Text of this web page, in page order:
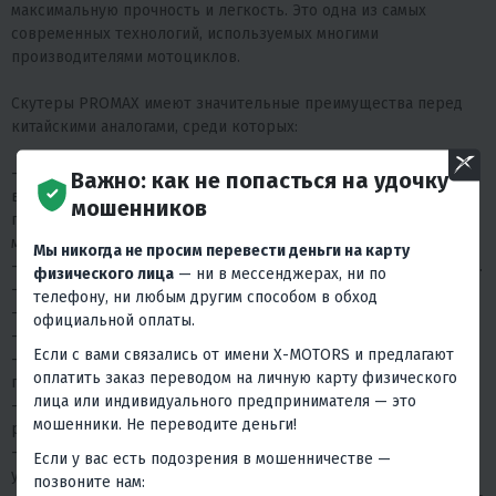
максимальную прочность и легкость. Это одна из самых
современных технологий, используемых многими
производителями мотоциклов.
Скутеры PROMAX имеют значительные преимущества перед
китайскими аналогами, среди которых:
- Новый усиленный спортивный вариатор Malossi SpA (один из
вариантов комплектации), признанный лидером в
производстве тюнинговых деталей и запчастей для
мотоциклетного транспорта.
- Все скутеры оборудованы охранной системой сигнализацией.
- Оптика от известного концерна SEOUL SEMICONDUCTOR.
- Тормозная система Malossi на базе BREMBO.
- Усиленные ремни вариатора от компании PROMAX.
- Выхлопная система PRO-LINE для улучшенной
производительности.
- Высококачественный японский карбюратор для надежной
работы.
- Ультрасовременная жидкокристаллическая панель
управления в герметичном защитном корпусе.
Важно: как не попасться на удочку
мошенников
Мы никогда не просим перевести деньги на карту
физического лица — ни в мессенджерах, ни по
телефону, ни любым другим способом в обход
официальной оплаты.
Если с вами связались от имени X-MOTORS и предлагают
оплатить заказ переводом на личную карту физического
лица или индивидуального предпринимателя — это
мошенники. Не переводите деньги!
Если у вас есть подозрения в мошенничестве —
позвоните нам: